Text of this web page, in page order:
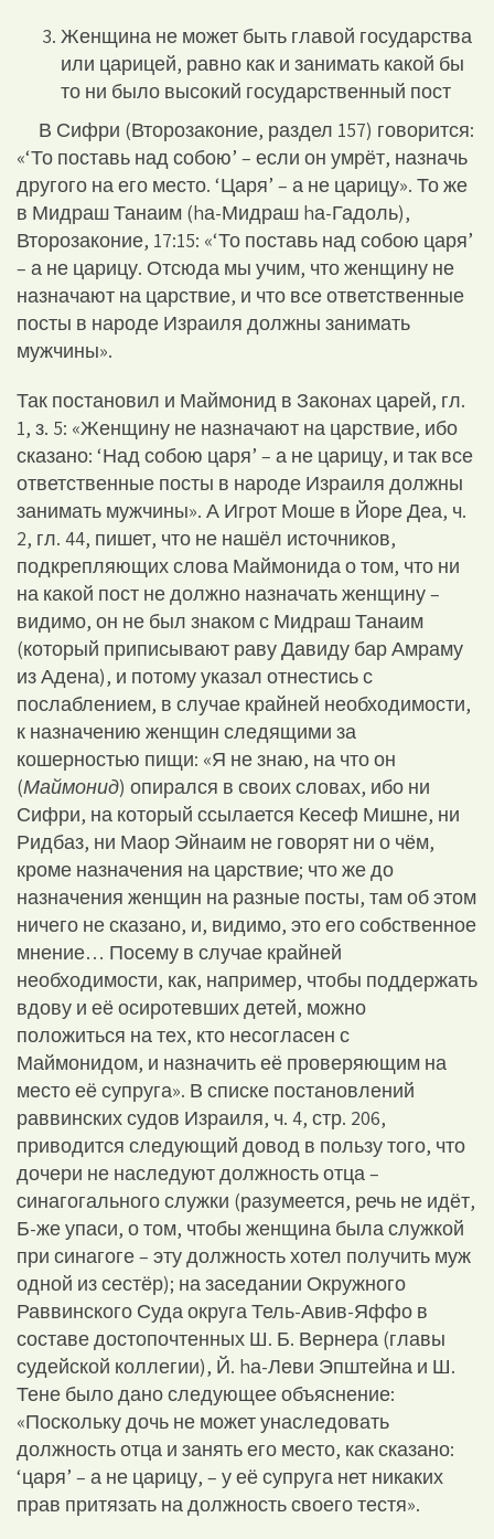
Женщина не может быть главой государства
или царицей, равно как и занимать какой бы
то ни было высокий государственный пост
В Сифри (Второзаконие, раздел 157) говорится:
«‘То поставь над собою’ – если он умрёт, назначь
другого на его место. ‘Царя’ – а не царицу». То же
в Мидраш Танаим (hа-Мидраш hа-Гадоль),
Второзаконие, 17:15: «‘То поставь над собою царя’
– а не царицу. Отсюда мы учим, что женщину не
назначают на царствие, и что все ответственные
посты в народе Израиля должны занимать
мужчины».
Так постановил и Маймонид в Законах царей, гл.
1, з. 5: «Женщину не назначают на царствие, ибо
сказано: ‘Над собою царя’ – а не царицу, и так все
ответственные посты в народе Израиля должны
занимать мужчины». А Игрот Моше в Йоре Деа, ч.
2, гл. 44, пишет, что не нашёл источников,
подкрепляющих слова Маймонида о том, что ни
на какой пост не должно назначать женщину –
видимо, он не был знаком с Мидраш Танаим
(который приписывают раву Давиду бар Амраму
из Адена), и потому указал отнестись с
послаблением, в случае крайней необходимости,
к назначению женщин следящими за
кошерностью пищи: «Я не знаю, на что он
(Маймонид) опирался в своих словах, ибо ни
Сифри, на который ссылается Кесеф Мишне, ни
Ридбаз, ни Маор Эйнаим не говорят ни о чём,
кроме назначения на царствие; что же до
назначения женщин на разные посты, там об этом
ничего не сказано, и, видимо, это его собственное
мнение… Посему в случае крайней
необходимости, как, например, чтобы поддержать
вдову и её осиротевших детей, можно
положиться на тех, кто несогласен с
Маймонидом, и назначить её проверяющим на
место её супруга». В списке постановлений
раввинских судов Израиля, ч. 4, стр. 206,
приводится следующий довод в пользу того, что
дочери не наследуют должность отца –
синагогального служки (разумеется, речь не идёт,
Б-же упаси, о том, чтобы женщина была служкой
при синагоге – эту должность хотел получить муж
одной из сестёр); на заседании Окружного
Раввинского Суда округа Тель-Авив-Яффо в
составе достопочтенных Ш. Б. Вернера (главы
судейской коллегии), Й. hа-Леви Эпштейна и Ш.
Тене было дано следующее объяснение:
«Поскольку дочь не может унаследовать
должность отца и занять его место, как сказано:
‘царя’ – а не царицу, – у её супруга нет никаких
прав притязать на должность своего тестя».